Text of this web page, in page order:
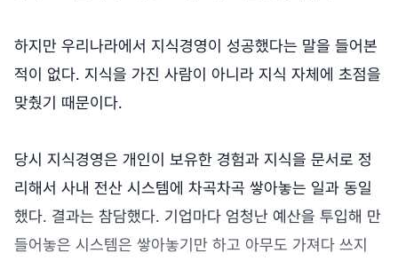
하지만 우리나라에서 지식경영이 성공했다는 말을 들어본
적이 없다. 지식을 가진 사람이 아니라 지식 자체에 초점을
맞췄기 때문이다.
당시 지식경영은 개인이 보유한 경험과 지식을 문서로 정
리해서 사내 전산 시스템에 차곡차곡 쌓아놓는 일과 동일
했다. 결과는 참담했다. 기업마다 엄청난 예산을 투입해 만
들어놓은 시스템은 쌓아놓기만 하고 아무도 가져다 쓰지